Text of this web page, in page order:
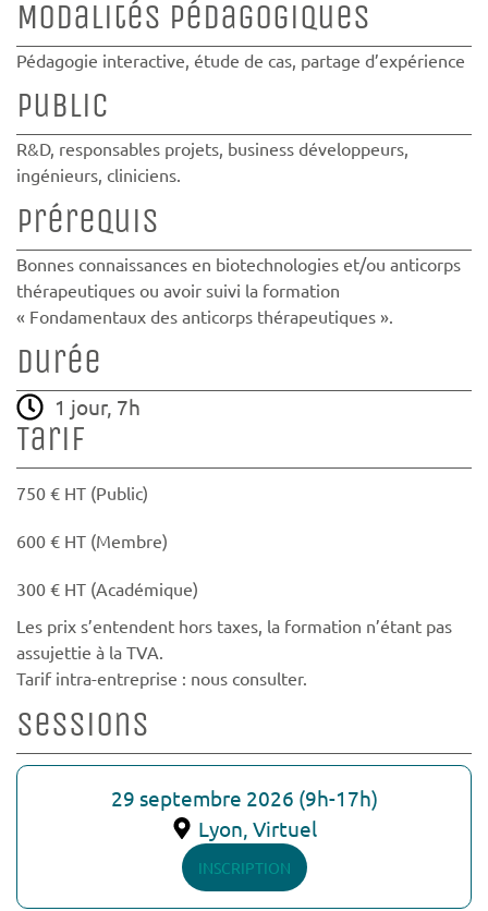
Modalités pédagogiques
Pédagogie interactive, étude de cas, partage d’expérience
Public
R&D, responsables projets, business développeurs,
ingénieurs, cliniciens.
Prérequis
Bonnes connaissances en biotechnologies et/ou anticorps
thérapeutiques ou avoir suivi la formation
« Fondamentaux des anticorps thérapeutiques ».
Durée
1 jour, 7h
Tarif
750 € HT (Public)
600 € HT (Membre)
300 € HT (Académique)
Les prix s’entendent hors taxes, la formation n’étant pas
assujettie à la TVA.
Tarif intra-entreprise : nous consulter.
Sessions
29 septembre 2026 (9h-17h)
Lyon, Virtuel
INSCRIPTION